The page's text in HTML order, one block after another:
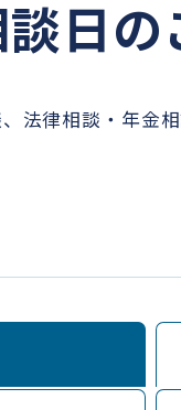
日の
法律相談・年金